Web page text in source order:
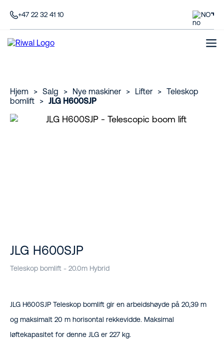
+47 22 32 41 10 NO
Hjem > Salg > Nye maskiner > Lifter > Teleskop
bomlift
> JLG H600SJP
JLG H600SJP
Teleskop bomlift - 20.0m Hybrid
JLG H600SJP Teleskop bomlift gir en arbeidshøyde på 20,39 m
og maksimalt 20 m horisontal rekkevidde. Maksimal
løftekapasitet for denne JLG er 227 kg.